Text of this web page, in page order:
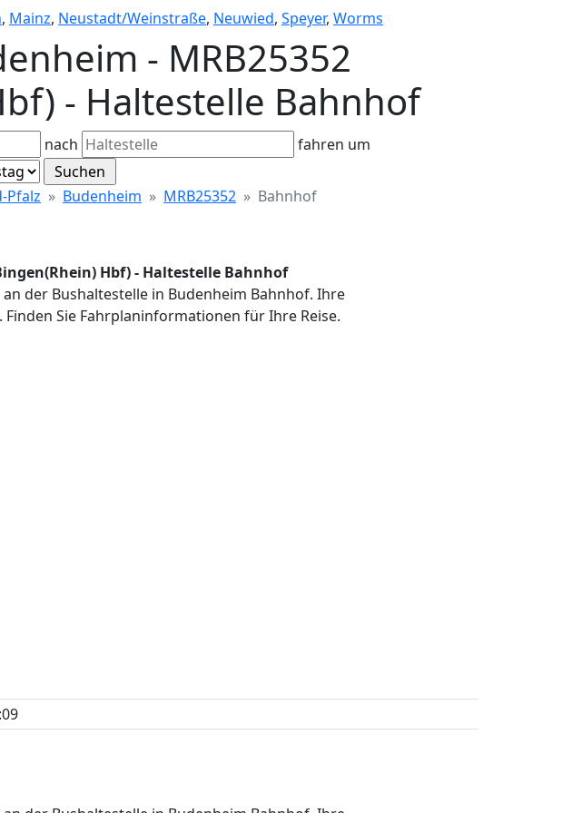
, Mainz, Neustadt/Weinstraße, Neuwied, Speyer, Worms
- MRB25352
- Haltestelle Bahnhof
nach
fahren um
Pfalz Budenheim MRB25352 Bahnhof
Hbf) - Haltestelle Bahnhof
an der Bushaltestelle in Budenheim Bahnhof. Ihre
Sie Fahrplaninformationen für Ihre Reise.